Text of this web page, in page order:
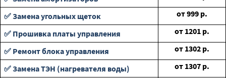
✅ Замена угольных щеток
от999 р.
✅ Прошивка платы управления
от 1201 р.
✅ Ремонт блока управления
от 1302 р.
✅ Замена ТЭН (нагревателя воды)
от 1307 р.